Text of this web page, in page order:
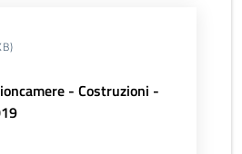
- Costruzioni -